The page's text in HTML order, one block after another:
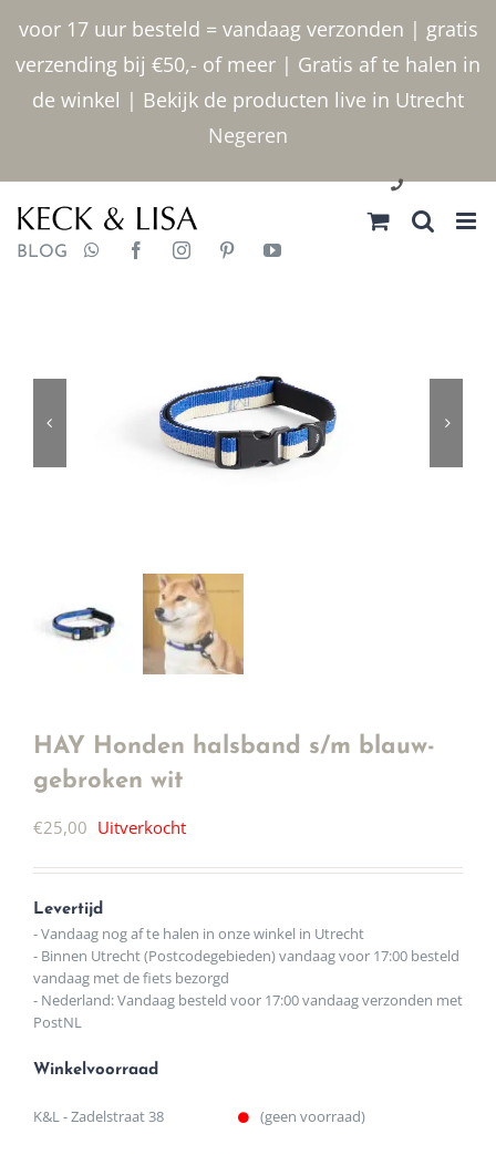
voor 17 uur besteld = vandaag verzonden | gratis
verzending bij €50,- of meer | Gratis af te halen in
de winkel | Bekijk de producten live in Utrecht
Negeren
inhoud
030 2400000
BLOG
HAY Honden halsband s/m blauw-
gebroken wit
€25,00 Uitverkocht
Levertijd
- Vandaag nog af te halen in onze winkel in Utrecht
- Binnen Utrecht (Postcodegebieden) vandaag voor 17:00 besteld
vandaag met de fiets bezorgd
- Nederland: Vandaag besteld voor 17:00 vandaag verzonden met
PostNL
Winkelvoorraad
K&L - Zadelstraat 38 (geen voorraad)